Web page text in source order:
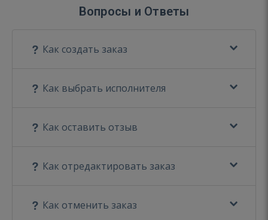
Вопросы и Ответы
Как создать заказ
Как выбрать исполнителя
Как оставить отзыв
Как отредактировать заказ
Как отменить заказ